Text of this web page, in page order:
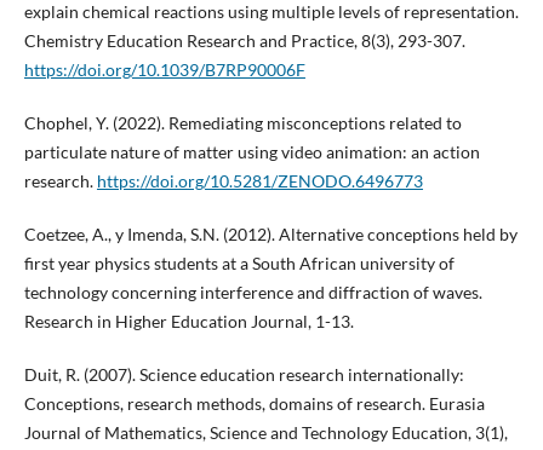
explain chemical reactions using multiple levels of representation.
Chemistry Education Research and Practice, 8(3), 293-307.
https://doi.org/10.1039/B7RP90006F
Chophel, Y. (2022). Remediating misconceptions related to
particulate nature of matter using video animation: an action
research. https://doi.org/10.5281/ZENODO.6496773
Coetzee, A., y Imenda, S.N. (2012). Alternative conceptions held by
first year physics students at a South African university of
technology concerning interference and diffraction of waves.
Research in Higher Education Journal, 1-13.
Duit, R. (2007). Science education research internationally:
Conceptions, research methods, domains of research. Eurasia
Journal of Mathematics, Science and Technology Education, 3(1),